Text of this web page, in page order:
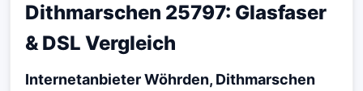
Dithmarschen 25797: Glasfaser
& DSL Vergleich
Internetanbieter Wöhrden, Dithmarschen